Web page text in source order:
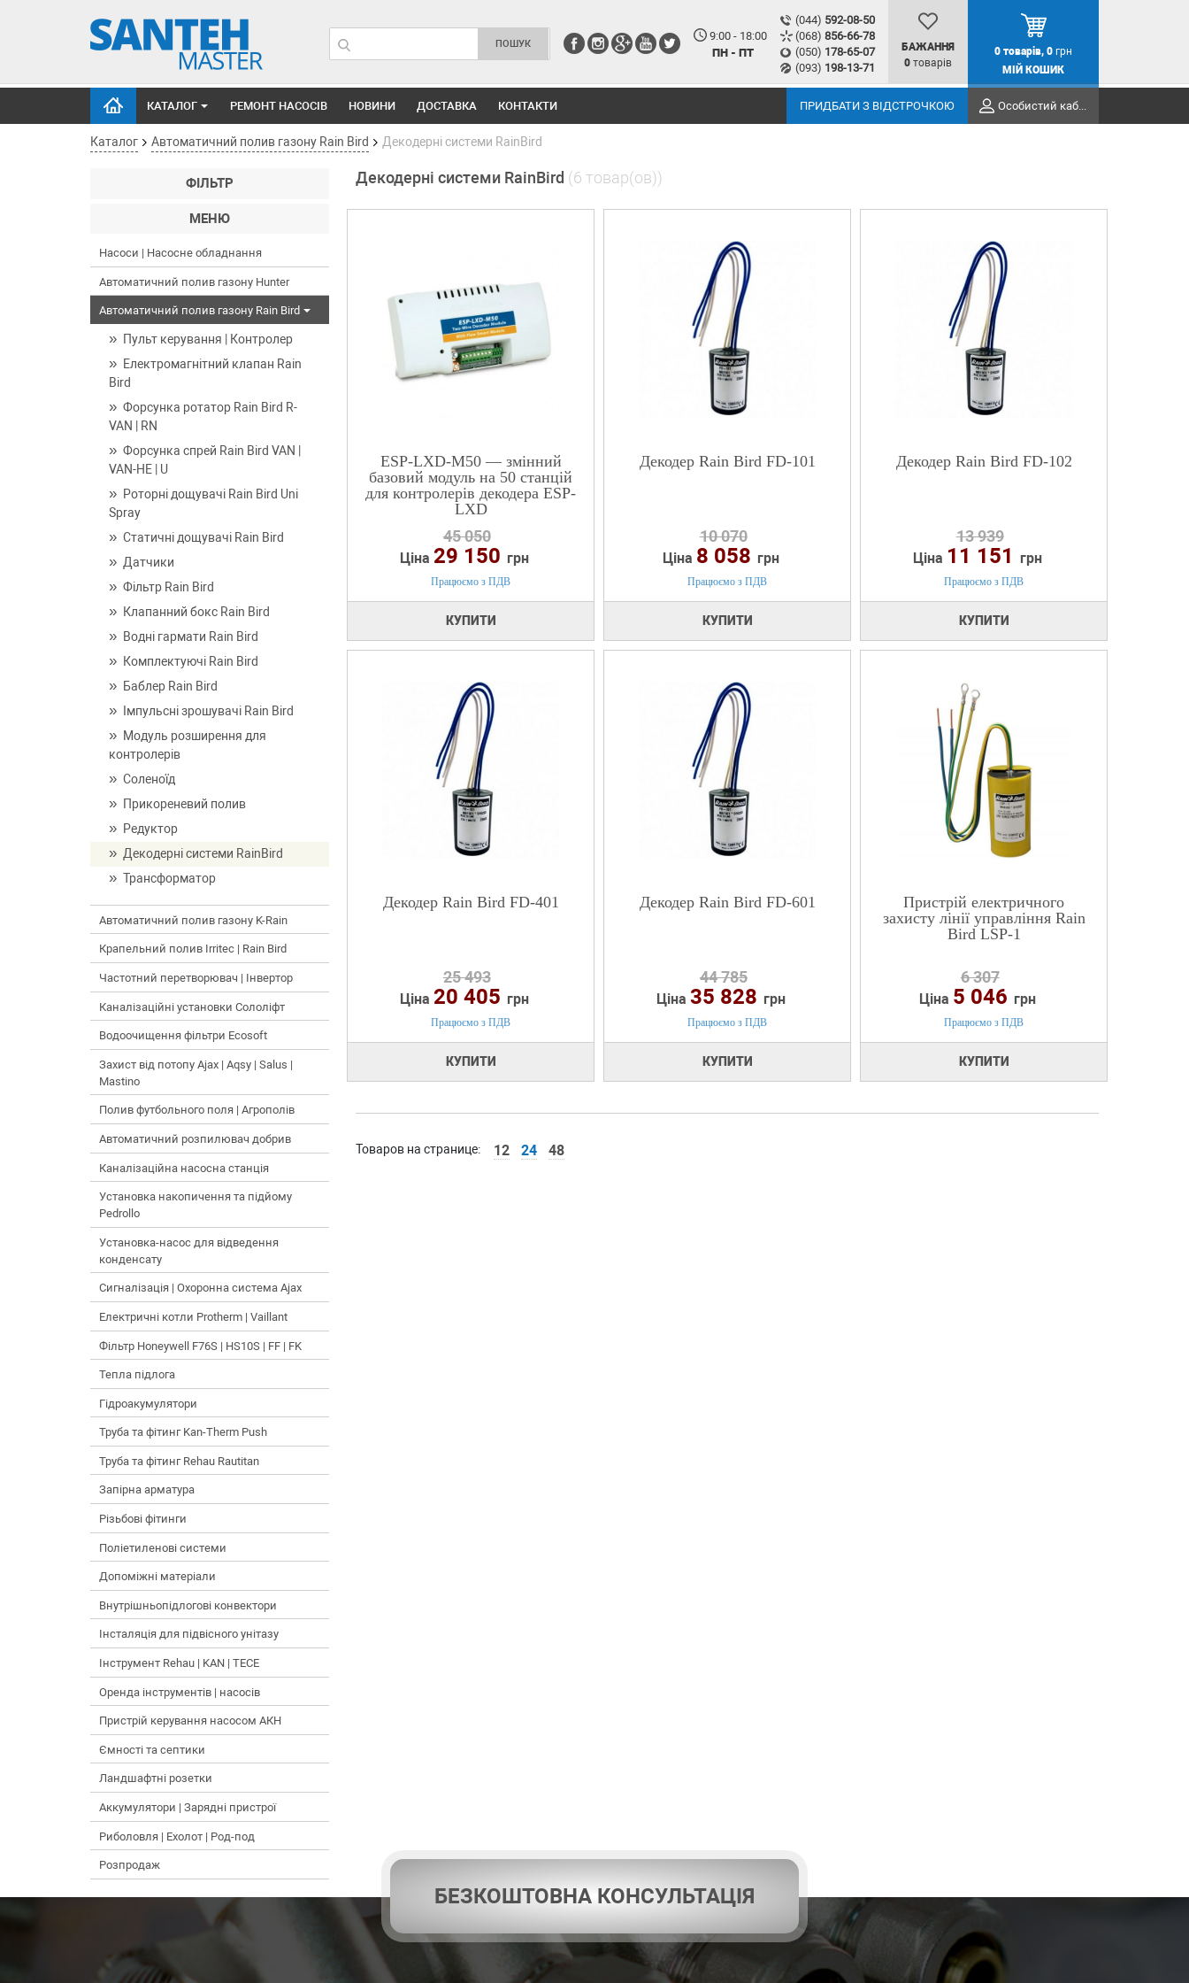
9:00 - 18:00
ПН - ПТ
(044) 592-08-50
(068) 856-66-78
(050) 178-65-07
(093) 198-13-71
БАЖАННЯ
0 товарів
0 товарів, 0 грн
МІЙ КОШИК
КАТАЛОГ РЕМОНТ НАСОСІВ НОВИНИ ДОСТАВКА КОНТАКТИ ПРИДБАТИ З ВІДСТРОЧКОЮ Особистий кабінет
Каталог Автоматичний полив газону Rain Bird Декодерні системи RainBird
ФІЛЬТР
МЕНЮ
Насоси | Насосне обладнання
Автоматичний полив газону Hunter
Автоматичний полив газону Rain Bird
Пульт керування | Контролер
Електромагнітний клапан Rain
Bird
Форсунка ротатор Rain Bird R-
VAN | RN
Форсунка спрей Rain Bird VAN |
VAN-HE | U
Роторні дощувачі Rain Bird Uni
Spray
Статичні дощувачі Rain Bird
Датчики
Фільтр Rain Bird
Клапанний бокс Rain Bird
Водні гармати Rain Bird
Комплектуючі Rain Bird
Баблер Rain Bird
Імпульсні зрошувачі Rain Bird
Модуль розширення для
контролерів
Соленоїд
Прикореневий полив
Редуктор
Декодерні системи RainBird
Трансформатор
Автоматичний полив газону K-Rain
Крапельний полив Irritec | Rain Bird
Частотний перетворювач | Інвертор
Каналізаційні установки Сололіфт
Водоочищення фільтри Ecosoft
Захист від потопу Ajax | Aqsy | Salus |
Mastino
Полив футбольного поля | Агрополів
Автоматичний розпилювач добрив
Каналізаційна насосна станція
Установка накопичення та підйому
Pedrollo
Установка-насос для відведення
конденсату
Сигналізація | Охоронна система Ajax
Електричні котли Protherm | Vaillant
Фільтр Honeywell F76S | HS10S | FF | FK
Тепла підлога
Гідроакумулятори
Труба та фітинг Kan-Therm Push
Труба та фітинг Rehau Rautitan
Запірна арматура
Різьбові фітинги
Поліетиленові системи
Допоміжні матеріали
Внутрішньопідлогові конвектори
Інсталяція для підвісного унітазу
Інструмент Rehau | KAN | TECE
Оренда інструментів | насосів
Пристрій керування насосом АКН
Ємності та септики
Ландшафтні розетки
Аккумулятори | Зарядні пристрої
Риболовля | Ехолот | Род-под
Розпродаж
Декодерні системи RainBird (6 товар(ов))
ESP-LXD-M50 — змінний
базовий модуль на 50 станцій
для контролерів декодера ESP-
LXD
Ціна
45 050
29 150 грн
Працюємо з ПДВ
КУПИТИ
Декодер Rain Bird FD-101
Ціна
10 070
8 058 грн
Працюємо з ПДВ
КУПИТИ
Декодер Rain Bird FD-102
Ціна
13 939
11 151 грн
Працюємо з ПДВ
КУПИТИ
Декодер Rain Bird FD-401
Ціна
25 493
20 405 грн
Працюємо з ПДВ
КУПИТИ
Декодер Rain Bird FD-601
Ціна
44 785
35 828 грн
Працюємо з ПДВ
КУПИТИ
Пристрій електричного
захисту лінії управління Rain
Bird LSP-1
Ціна
6 307
5 046 грн
Працюємо з ПДВ
КУПИТИ
Товаров на странице: 12 24 48
БЕЗКОШТОВНА КОНСУЛЬТАЦІЯ